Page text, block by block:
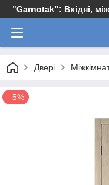
"Garnotak": Вхідні,
Двері
–5%